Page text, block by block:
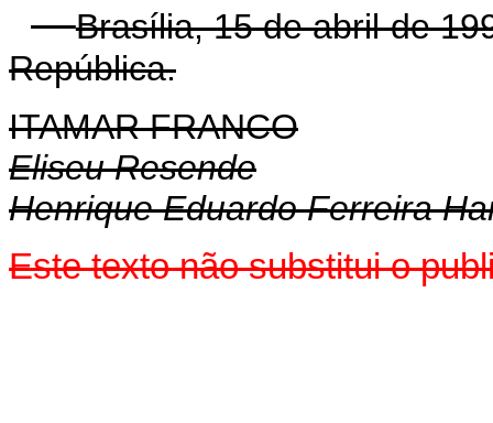
Brasília, 15 de abril de
República.
ITAMAR FRANCO
Eliseu Resende
Henrique Eduardo Ferreira
Este texto não substitui o